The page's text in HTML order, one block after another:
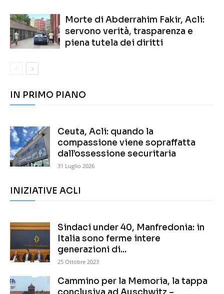
Morte di Abderrahim Fakir, Acli:
servono verità, trasparenza e
piena tutela dei diritti
IN PRIMO PIANO
Ceuta, Acli: quando la
compassione viene sopraffatta
dall’ossessione securitaria
31 Luglio 2026
INIZIATIVE ACLI
Sindaci under 40, Manfredonia: in
Italia sono ferme intere
generazioni di...
25 Ottobre 2023
Cammino per la Memoria, la tappa